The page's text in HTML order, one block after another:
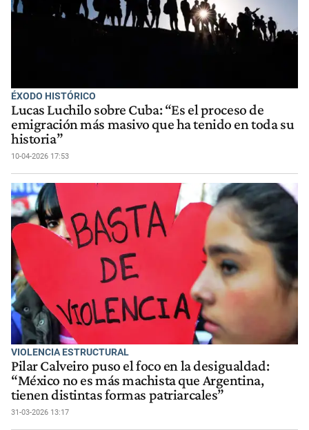
ÉXODO HISTÓRICO
Lucas Luchilo sobre Cuba: “Es el proceso de
emigración más masivo que ha tenido en toda su
historia”
10-04-2026 17:53
VIOLENCIA ESTRUCTURAL
Pilar Calveiro puso el foco en la desigualdad:
“México no es más machista que Argentina,
tienen distintas formas patriarcales”
31-03-2026 13:17